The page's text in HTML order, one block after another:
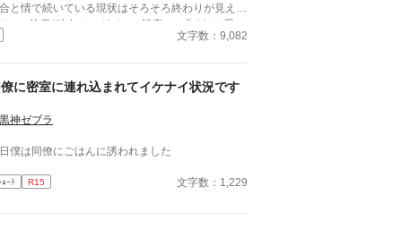
と情で続いている現状はそろそろ終わりが見えて
。 ■注意*独自オメガバース設定。■『それは愛か
か』と同じ世界設定です。関係は一切なし。
文字数：9,082
に密室に連れ込まれてイケナイ状況です
神ゼブラ
僕は同僚にごはんに誘われました
ｮｰﾄ R15 文字数：1,229